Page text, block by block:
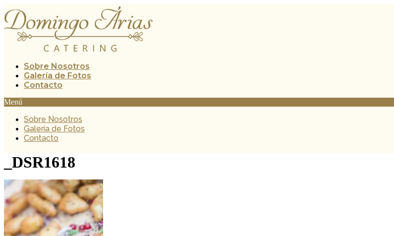
al
contenido
Sobre Nosotros
Galería de Fotos
Contacto
Menú
Sobre Nosotros
Galería de Fotos
Contacto
_DSR1618